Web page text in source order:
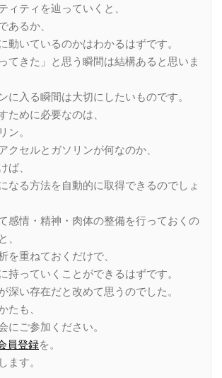
ィティを辿っていくと、
あるか、
動いているのかはわかるはずです。
てきた」と思う瞬間は結構あると思いま
に入る瞬間は大切にしたいものです。
ために必要なのは、
ン。
クセルとガソリンが何なのか、
ば、
なる方法を自動的に取得できるのでしょ
感情・精神・肉体の整備を行っておくの
、
を重ねておくだけで、
持っていくことができるはずです。
深い存在だと改めて思うのでした。
たも、
にご参加ください。
員登録を。
ます。